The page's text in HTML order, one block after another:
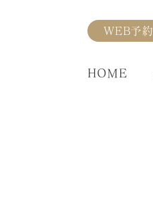
WEB予約
HOME